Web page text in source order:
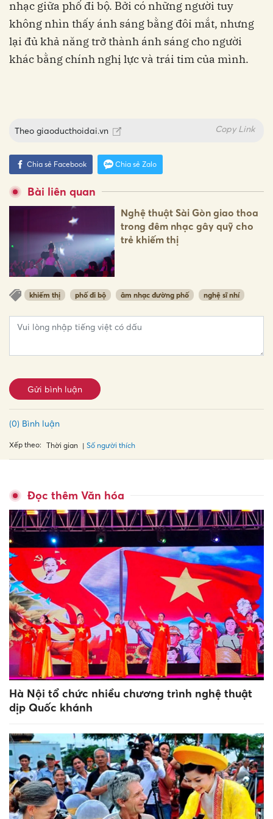
nhạc giữa phố đi bộ. Bởi có những người tuy
không nhìn thấy ánh sáng bằng đôi mắt, nhưng
lại đủ khả năng trở thành ánh sáng cho người
khác bằng chính nghị lực và trái tim của mình.
Theo giaoducthoidai.vn Copy Link
Chia sẻ Facebook Chia sẻ Zalo
Bài liên quan
Nghệ thuật Sài Gòn giao thoa
trong đêm nhạc gây quỹ cho
trẻ khiếm thị
khiếm thị phố đi bộ âm nhạc đường phố nghệ sĩ nhí
Gửi bình luận
(0) Bình luận
Xếp theo: Thời gian Số người thích
Đọc thêm Văn hóa
Hà Nội tổ chức nhiều chương trình nghệ thuật
dịp Quốc khánh